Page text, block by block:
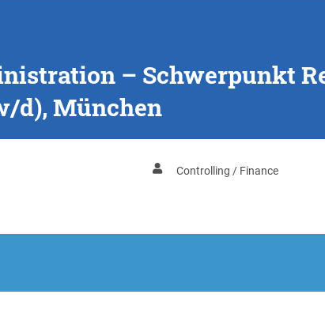
– Schwerpunkt
d), München
Controlling / Finance